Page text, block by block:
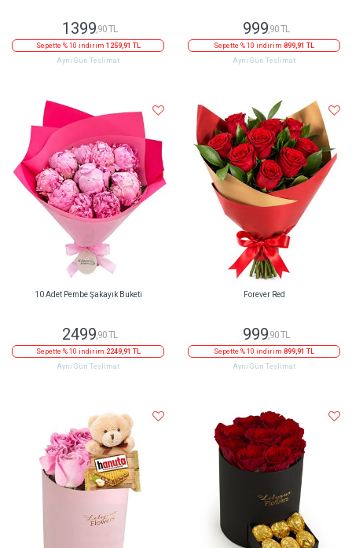
1399,90 TL
Sepette % 10 indirim 1259,91 TL
Aynı Gün Teslimat
999,90 TL
Sepette % 10 indirim 899,91 TL
Aynı Gün Teslimat
10 Adet Pembe Şakayık Buketi
2499 ,90 TL
Sepette % 10 indirim 2249,91 TL
Aynı Gün Teslimat
Forever Red
999,90 TL
Sepette % 10 indirim 899,91 TL
Aynı Gün Teslimat